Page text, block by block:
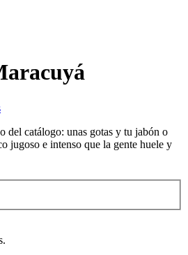
del catálogo: unas gotas y tu jabón o
jugoso e intenso que la gente huele y